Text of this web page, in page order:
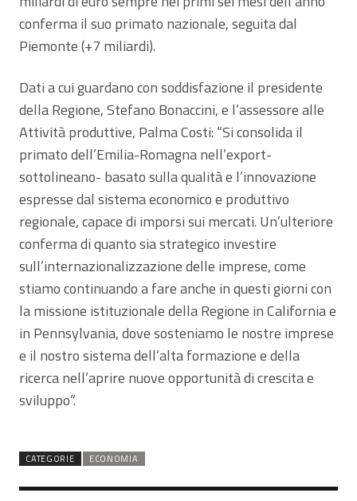
conferma il suo primato nazionale, seguita dal
Piemonte (+7 miliardi).
Dati a cui guardano con soddisfazione il presidente
della Regione, Stefano Bonaccini, e l’assessore alle
Attività produttive, Palma Costi: “Si consolida il
primato dell’Emilia-Romagna nell’export-
sottolineano- basato sulla qualità e l’innovazione
espresse dal sistema economico e produttivo
regionale, capace di imporsi sui mercati. Un’ulteriore
conferma di quanto sia strategico investire
sull’internazionalizzazione delle imprese, come
stiamo continuando a fare anche in questi giorni con
la missione istituzionale della Regione in California e
in Pennsylvania, dove sosteniamo le nostre imprese
e il nostro sistema dell’alta formazione e della
ricerca nell’aprire nuove opportunità di crescita e
sviluppo”.
CATEGORIE ECONOMIA